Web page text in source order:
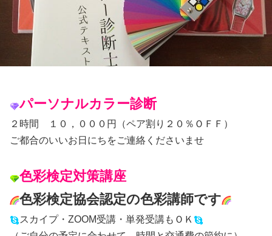
パーソナルカラー診断
２時間 １０，０００円（ペア割り２０％ＯＦＦ）
ご都合のいいお日にちをご連絡くださいませ
色彩検定対策講座
色彩検定協会認定の色彩講師です
スカイプ・ZOOM受講・単発受講もＯＫ